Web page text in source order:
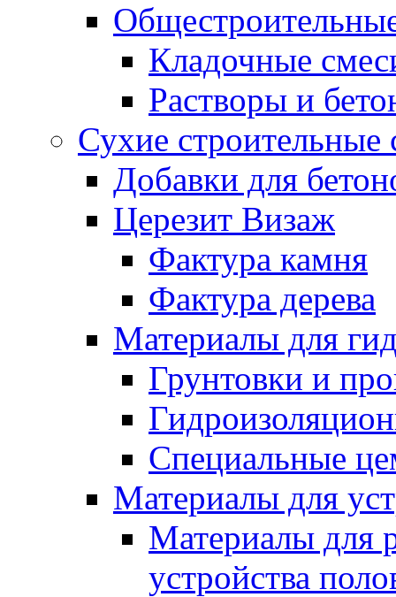
Кладочные
Растворы и
Сухие строительные
Добавки для
Церезит Визаж
Фактура камня
Фактура дерева
Материалы для
Грунтовки и
Специальные
Материалы для
Материалы для
устройства